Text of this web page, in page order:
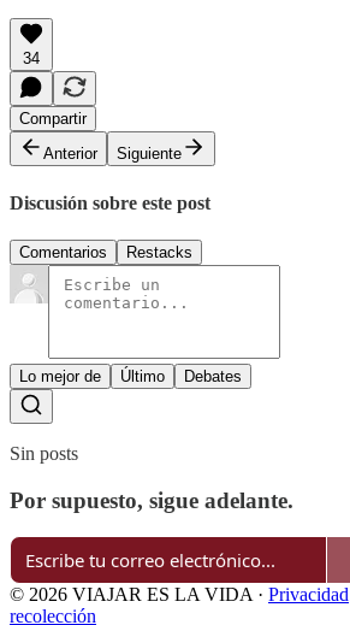
34
Compartir
Anterior
Siguiente
Discusión sobre este post
Comentarios Restacks
Lo mejor de Último Debates
Sin posts
Por supuesto, sigue adelante.
© 2026 VIAJAR ES LA VIDA· Privacidad
recolección